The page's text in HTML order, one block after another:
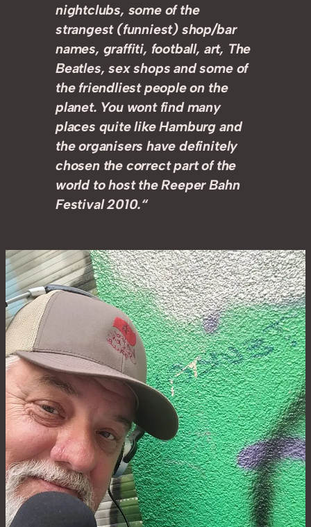
nightclubs, some of the
strangest (funniest) shop/bar
names, graffiti, football, art, The
Beatles, sex shops and some of
the friendliest people on the
planet. You wont find many
places quite like Hamburg and
the organisers have definitely
chosen the correct part of the
world to host the Reeper Bahn
Festival 2010.“